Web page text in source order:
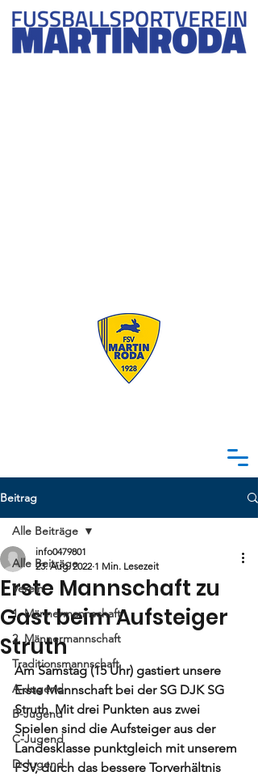
Beitrag
Alle Beiträge
Verein
1. Männermannschaft
2. Männermannschaft
Traditionsmannschaft
A-Jugend
B-Jugend
C-Jugend
D-Jugend
Alle Beiträge
Erste Mannschaft zu
Gast beim Aufsteiger
Struth
info0479801
23. Aug. 2022 1 Min. Lesezeit
Am Samstag (15 Uhr) gastiert unsere
Erste Mannschaft bei der SG DJK SG
Struth. Mit drei Punkten aus zwei
Spielen sind die Aufsteiger aus der
Landesklasse punktgleich mit unserem
FSV, durch das bessere Torverhältnis